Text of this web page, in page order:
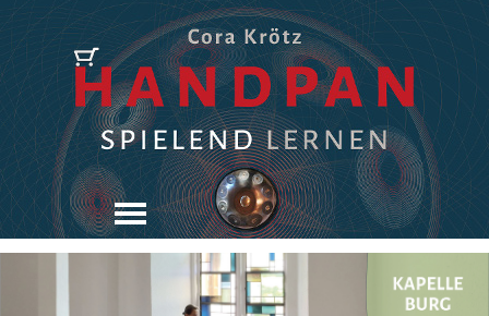
Direkt zum Seiteninhalt
Menü überspringen